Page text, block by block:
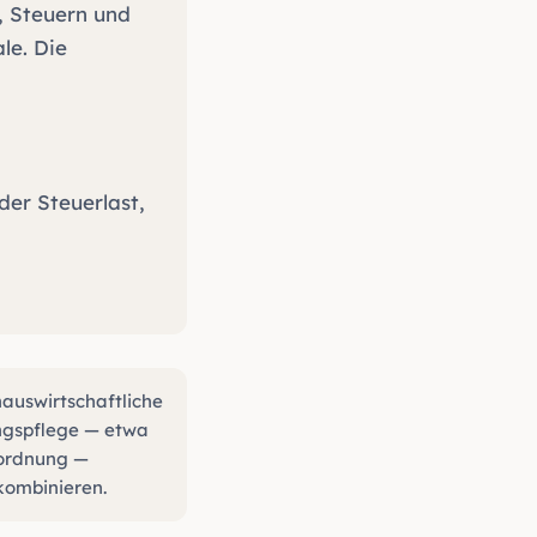
Steuern und
Die
Steuerlast,
— etwa
—